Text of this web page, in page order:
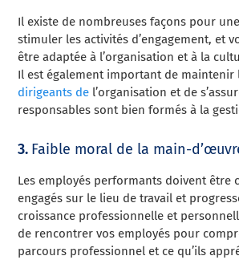
Il existe de nombreuses façons pour
stimuler les activités d’engagement, et
être adaptée à l’organisation et à la
Il est également important de maintenir
dirigeants de l’organisation et de
responsables sont bien formés à la
3. Faible moral de la main-
Les employés performants doivent être
engagés sur le lieu de travail et
croissance professionnelle et
de rencontrer vos employés pour
parcours professionnel et ce qu’ils